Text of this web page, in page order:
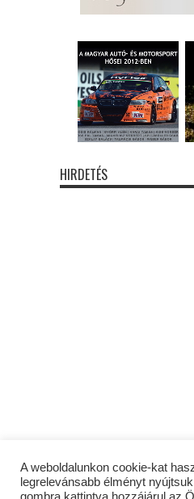
HIRDETÉS
A weboldalunkon cookie-kat
legrelevánsabb élményt